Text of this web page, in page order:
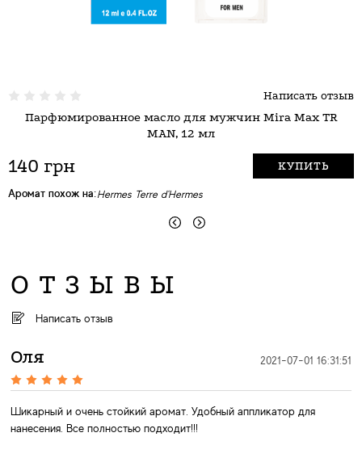
Написать отзыв
Парфюмированное масло для мужчин Mira Max TR
MAN, 12 мл
140 грн КУПИТЬ
Аромат похож на:Hermes Terre d'Hermes
ОТЗЫВЫ
Написать отзыв
Оля 2021-07-01 16:31:51
Шикарный и очень стойкий аромат. Удобный аппликатор для
нанесения. Все полностью подходит!!!